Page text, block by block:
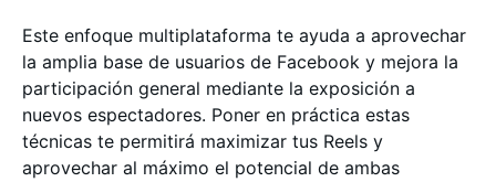
Este enfoque multiplataforma te ayuda a aprovechar
la amplia base de usuarios de Facebook y mejora la
participación general mediante la exposición a
nuevos espectadores. Poner en práctica estas
técnicas te permitirá maximizar tus Reels y
aprovechar al máximo el potencial de ambas